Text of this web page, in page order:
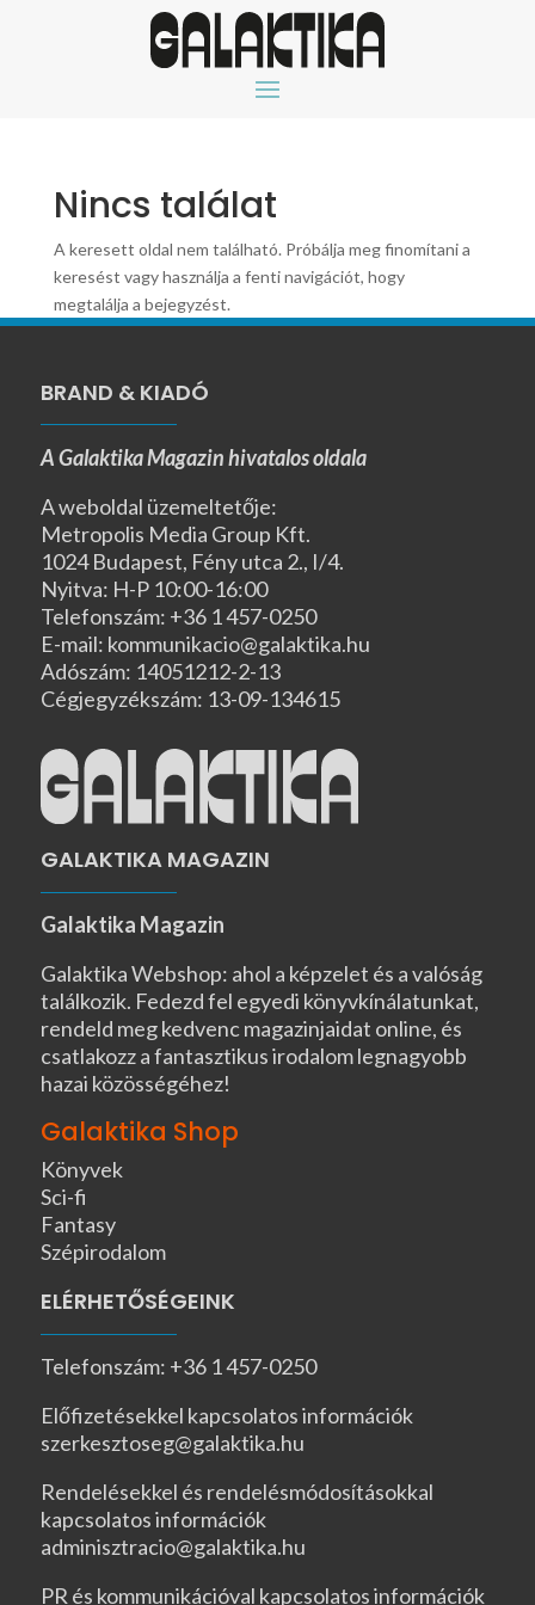
Nincs találat
A keresett oldal nem található. Próbálja meg finomítani a
keresést vagy használja a fenti navigációt, hogy
megtalálja a bejegyzést.
BRAND & KIADÓ
A Galaktika Magazin hivatalos oldala
A weboldal üzemeltetője:
Metropolis Media Group Kft.
1024 Budapest, Fény utca 2., I/4.
Nyitva: H-P 10:00-16:00
Telefonszám: +36 1 457-0250
E-mail: kommunikacio@galaktika.hu
Adószám: 14051212-2-13
Cégjegyzékszám: 13-09-134615
GALAKTIKA MAGAZIN
Galaktika Magazin
Galaktika Webshop: ahol a képzelet és a valóság
találkozik. Fedezd fel egyedi könyvkínálatunkat,
rendeld meg kedvenc magazinjaidat online, és
csatlakozz a fantasztikus irodalom legnagyobb
hazai közösségéhez!
Galaktika Shop
Könyvek
Sci-fi
Fantasy
Szépirodalom
ELÉRHETŐSÉGEINK
Telefonszám: +36 1 457-0250
Előfizetésekkel kapcsolatos információk
szerkesztoseg@galaktika.hu
Rendelésekkel és rendelésmódosításokkal
kapcsolatos információk
adminisztracio@galaktika.hu
PR és kommunikációval kapcsolatos információk